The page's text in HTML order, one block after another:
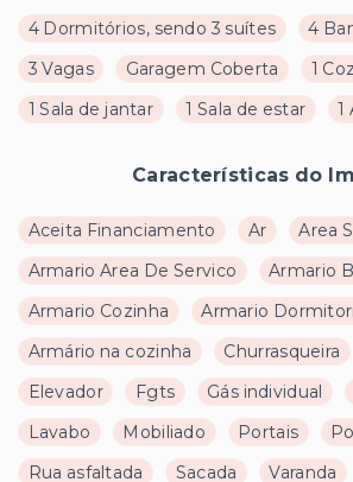
4 Dormitórios, sendo 3 suítes
4
3 Vagas
Garagem Coberta 1
1 Sala de jantar
1 Sala de estar 1
Características do
Aceita Financiamento Ar
Area
Armario Area De Servico
Armario
Armario Cozinha
Armario
Armário na cozinha
Churrasqueira
Elevador
Fgts Gás individual
Lavabo
Mobiliado Portais
Rua asfaltada
Sacada Varanda